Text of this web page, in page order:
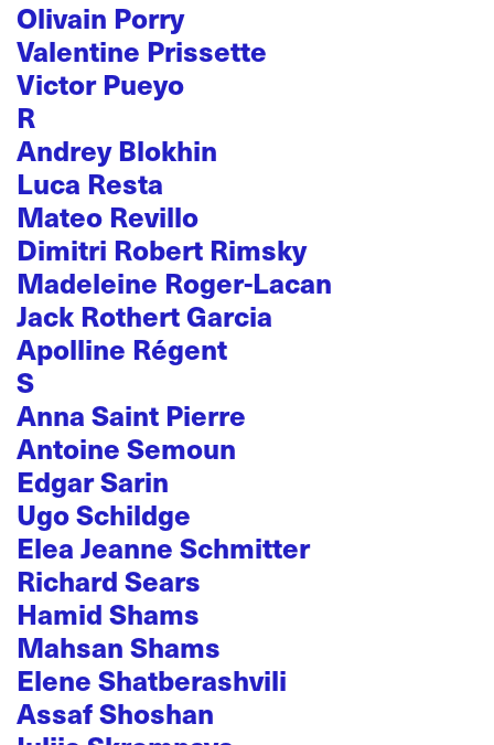
Olivain Porry
Valentine Prissette
Victor Pueyo
R
Andrey Blokhin
Luca Resta
Mateo Revillo
Dimitri Robert Rimsky
Madeleine Roger-Lacan
Jack Rothert Garcia
Apolline Régent
S
Anna Saint Pierre
Antoine Semoun
Edgar Sarin
Ugo Schildge
Elea Jeanne Schmitter
Richard Sears
Hamid Shams
Mahsan Shams
Elene Shatberashvili
Assaf Shoshan